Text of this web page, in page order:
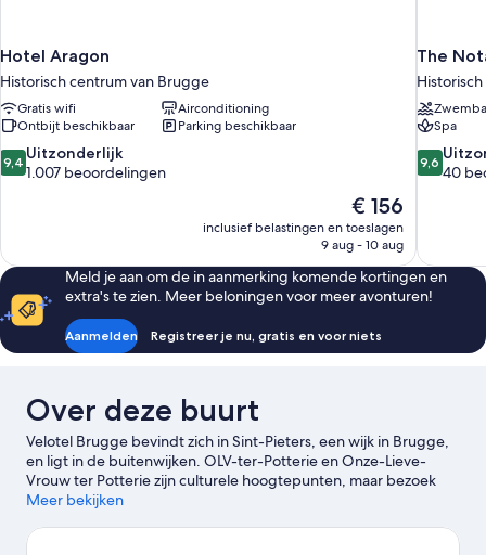
Hotel Aragon
Historisch centrum van Brugge
Gratis wifi
Airconditioning
Ontbijt beschikbaar
Parking beschikbaar
9.4
van
beoordelingen
9,4 Uitzonderlijk
1.007 beoordelingen
De
prijs
is
€ 156
inclusief belastingen en toeslagen
9 aug - 10 aug
The
Spa
9.6
van
9,6
40
Meld je aan om de in aanmerking komende kortingen en
extra's te zien. Meer beloningen voor meer avonturen!
Aanmelden Registreer je nu, gratis en voor niets
Over deze buurt
Velotel Brugge bevindt zich in Sint-Pieters, een wijk in Brugge,
en ligt in de buitenwijken. OLV-ter-Potterie en Onze-Lieve-
Vrouw ter Potterie zijn culturele hoogtepunten, maar bezoek
ook enkele opmerkelijke bezienswaardigheden van het gebied,
Ezelpoort en Sint-Jacobskerk zijn zeker een bezoekje
Meer bekijken